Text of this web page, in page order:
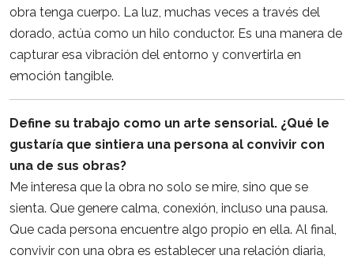
obra tenga cuerpo. La luz, muchas veces a través del
dorado, actúa como un hilo conductor. Es una manera de
capturar esa vibración del entorno y convertirla en
emoción tangible.
Define su trabajo como un arte sensorial. ¿Qué le
gustaría que sintiera una persona al convivir con
una de sus obras?
Me interesa que la obra no solo se mire, sino que se
sienta. Que genere calma, conexión, incluso una pausa.
Que cada persona encuentre algo propio en ella. Al final,
convivir con una obra es establecer una relación diaria,